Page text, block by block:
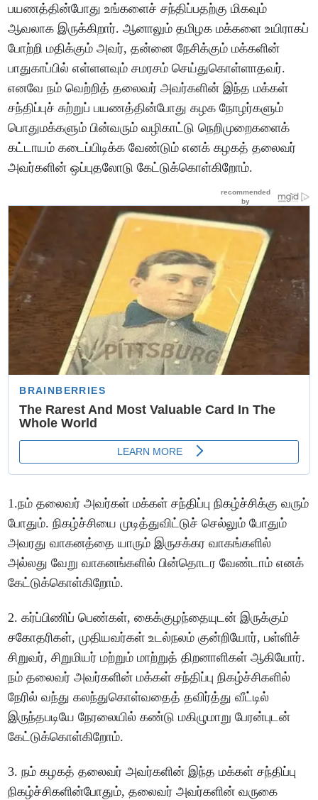
பயணத்தின்போது உங்களைச் சந்திப்பதற்கு மிகவும்
ஆவலாக இருக்கிறார். ஆனாலும் தமிழக மக்களை உயிராகப்
போற்றி மதிக்கும் அவர், தன்னை நேசிக்கும் மக்களின்
பாதுகாப்பில் எள்ளளவும் சமரசம் செய்துகொள்ளாதவர்.
எனவே நம் வெற்றித் தலைவர் அவர்களின் இந்த மக்கள்
சந்திப்புச் சுற்றுப் பயணத்தின்போது கழக நோழர்களும்
பொதுமக்களும் பின்வரும் வழிகாட்டு நெறிமுறைகளைக்
கட்டாயம் கடைப்பிடிக்க வேண்டும் எனக் கழகத் தலைவர்
அவர்களின் ஒப்புதலோடு கேட்டுக்கொள்கிறோம்.
1.நம் தலைவர் அவர்கள் மக்கள் சந்திப்பு நிகழ்ச்சிக்கு வரும்
போதும். நிகழ்ச்சியை முடித்துவிட்டுச் செல்லும் போதும்
அவரது வாகனத்தை யாரும் இருசக்கர வாகங்களில்
அல்லது வேறு வாகனங்களில் பின்தொடர வேண்டாம் எனக்
கேட்டுக்கொள்கிறோம்.
2. கர்ப்பிணிப் பெண்கள், கைக்குழந்தையுடன் இருக்கும்
சகோதரிகள், முதியவர்கள் உடல்நலம் குன்றியோர், பள்ளிச்
சிறுவர், சிறுமியர் மற்றும் மாற்றுத் திறனாளிகள் ஆகியோர்.
நம் தலைவர் அவர்களின் மக்கள் சந்திப்பு நிகழ்ச்சிகளில்
நேரில் வந்து கலந்துகொள்வதைத் தவிர்த்து வீட்டில்
இருந்தபடியே நேரலையில் கண்டு மகிழுமாறு பேரன்புடன்
கேட்டுக்கொள்கிறோம்.
3. நம் கழகத் தலைவர் அவர்களின் இந்த மக்கள் சந்திப்பு
நிகழ்ச்சிகளின்போதும், தலைவர் அவர்களின் வருகை